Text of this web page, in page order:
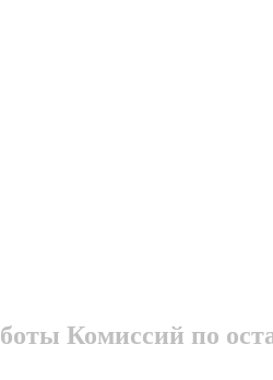
Комиссий по